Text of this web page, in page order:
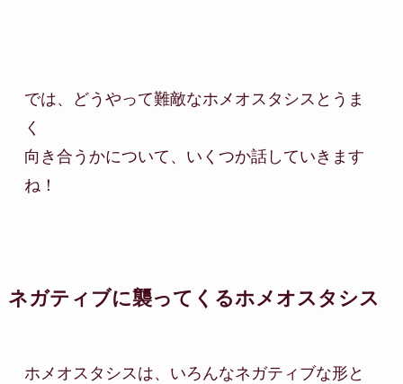
では、どうやって難敵なホメオスタシスとうま
く
向き合うかについて、いくつか話していきます
ね！
ネガティブに襲ってくるホメオスタシス
ホメオスタシスは、いろんなネガティブな形と